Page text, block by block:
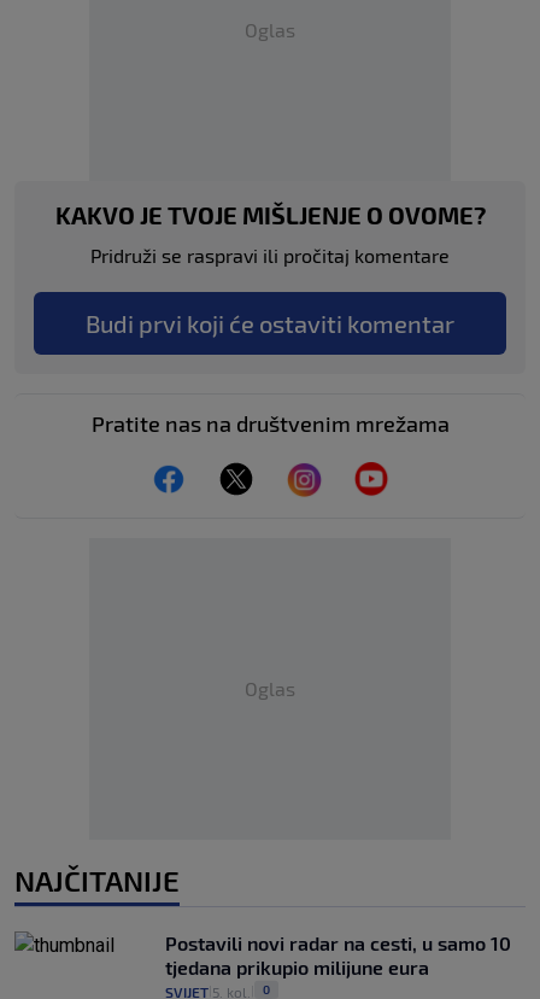
Oglas
KAKVO JE TVOJE MIŠLJENJE O OVOME?
Pridruži se raspravi ili pročitaj komentare
Budi prvi koji će ostaviti komentar
Pratite nas na društvenim mrežama
Oglas
NAJČITANIJE
Postavili novi radar na cesti, u samo 10
tjedana prikupio milijune eura
SVIJET 5. kol. 0